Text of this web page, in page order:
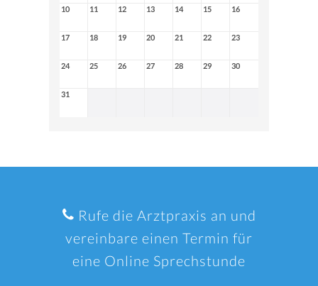
10 11 12 13 14 15 16
17 18 19 20 21 22 23
24 25 26 27 28 29 30
31
Rufe die Arztpraxis an und
vereinbare einen Termin für
eine Online Sprechstunde